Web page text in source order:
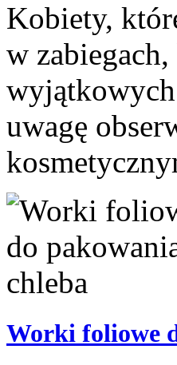
Kobiety,
w
wyjątkowych
uwagę
Worki foliowe